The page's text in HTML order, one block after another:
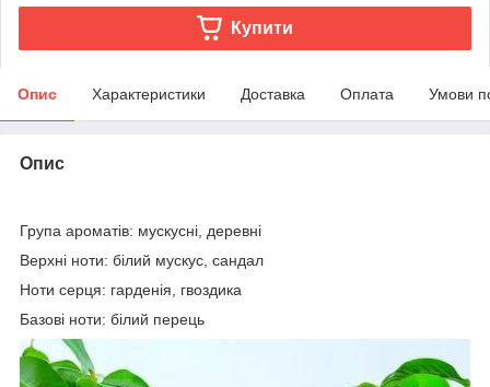
Купити
Опис Характеристики Доставка Оплата Умови
Опис
Група ароматів: мускусні, деревні
Верхні ноти: білий мускус, сандал
Ноти серця: гарденія, гвоздика
Базові ноти: білий перець